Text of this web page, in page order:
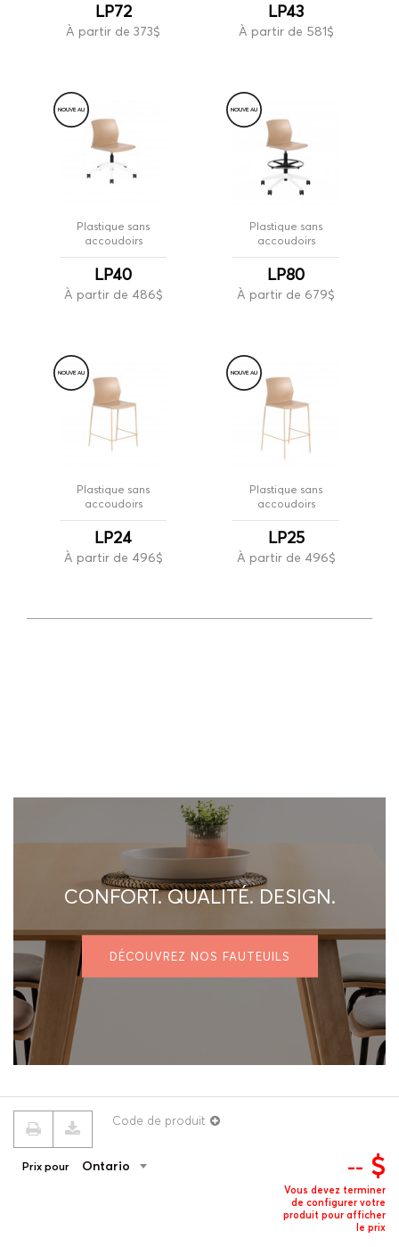
LP72
À partir de 373$
LP43
À partir de 581$
NOUVEAU
Plastique sans
accoudoirs
LP40
À partir de 486$
NOUVEAU
Plastique sans
accoudoirs
LP80
À partir de 679$
NOUVEAU
Plastique sans
accoudoirs
LP24
À partir de 496$
NOUVEAU
Plastique sans
accoudoirs
LP25
À partir de 496$
CONFORT. QUALITÉ. DESIGN.
DÉCOUVREZ NOS FAUTEUILS
Politique de confidentialité
Code de produit
Prix pour Ontario -- $
Vous devez terminer
de configurer votre
produit pour afficher
le prix